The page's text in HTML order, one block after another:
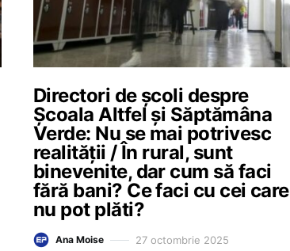
Directori de școli despre
Școala Altfel și Săptămâna
Verde: Nu se mai potrivesc
realității / În rural, sunt
binevenite, dar cum să faci
fără bani? Ce faci cu cei care
nu pot plăti?
Ana Moise 27 octombrie 2025